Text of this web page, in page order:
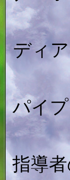
ディ
パイ
指導